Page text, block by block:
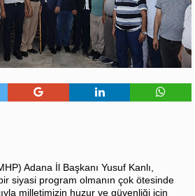
Adana İl Başkanı Yusuf Kanlı,
siyasi program olmanın çok ötesinde
milletimizin huzur ve güvenliği için